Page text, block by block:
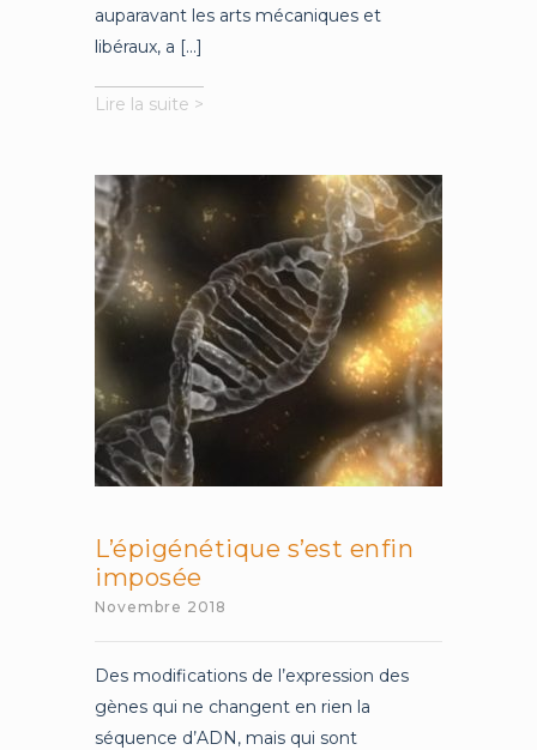
auparavant les arts mécaniques et
libéraux, a [...]
Lire la suite >
XXIe
siècle
:
nouveaux
risques
et
nouvelles
opportunités
L’épigénétique s’est enfin
imposée
Novembre 2018
Des modifications de l’expression des
gènes qui ne changent en rien la
séquence d’ADN, mais qui sont